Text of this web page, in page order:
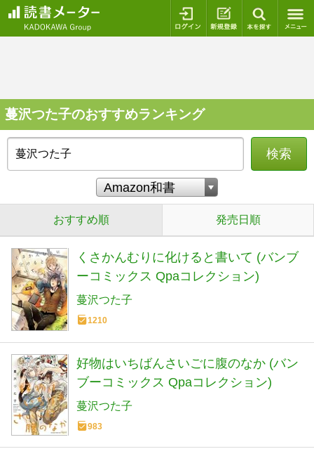
ログイン 新規登録
蔓沢つた子のおすすめランキング
検索
おすすめ順 発売日順
くさかんむりに化けると書いて (バンブ
ーコミックス Qpaコレクション)
蔓沢つた子
1210
好物はいちばんさいごに腹のなか (バン
ブーコミックス Qpaコレクション)
蔓沢つた子
983